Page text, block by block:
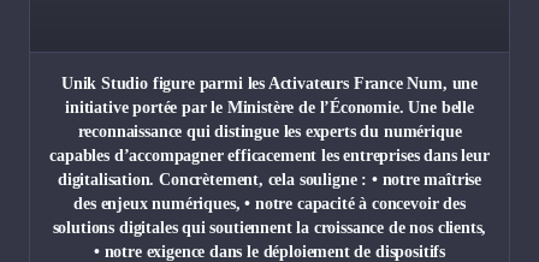
Unik Studio figure parmi les Activateurs France Num, une
initiative portée par le Ministère de l’Économie. Une belle
reconnaissance qui distingue les experts du numérique
capables d’accompagner efficacement les entreprises dans leur
digitalisation. Concrètement, cela souligne : • notre maîtrise
des enjeux numériques, • notre capacité à concevoir des
solutions digitales qui soutiennent la croissance de nos clients,
• notre exigence dans le déploiement de dispositifs